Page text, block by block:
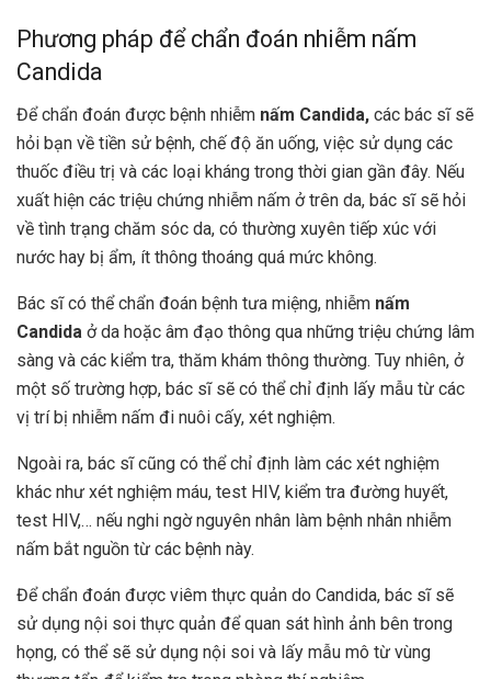
Phương pháp để chẩn đoán nhiễm nấm
Candida
Để chẩn đoán được bệnh nhiễm nấm Candida, các bác sĩ sẽ
hỏi bạn về tiền sử bệnh, chế độ ăn uống, việc sử dụng các
thuốc điều trị và các loại kháng trong thời gian gần đây. Nếu
xuất hiện các triệu chứng nhiễm nấm ở trên da, bác sĩ sẽ hỏi
về tình trạng chăm sóc da, có thường xuyên tiếp xúc với
nước hay bị ẩm, ít thông thoáng quá mức không.
Bác sĩ có thể chẩn đoán bệnh tưa miệng, nhiễm nấm
Candida ở da hoặc âm đạo thông qua những triệu chứng lâm
sàng và các kiểm tra, thăm khám thông thường. Tuy nhiên, ở
một số trường hợp, bác sĩ sẽ có thể chỉ định lấy mẫu từ các
vị trí bị nhiễm nấm đi nuôi cấy, xét nghiệm.
Ngoài ra, bác sĩ cũng có thể chỉ định làm các xét nghiệm
khác như xét nghiệm máu, test HIV, kiểm tra đường huyết,
test HIV,… nếu nghi ngờ nguyên nhân làm bệnh nhân nhiễm
nấm bắt nguồn từ các bệnh này.
Để chẩn đoán được viêm thực quản do Candida, bác sĩ sẽ
sử dụng nội soi thực quản để quan sát hình ảnh bên trong
họng, có thể sẽ sử dụng nội soi và lấy mẫu mô từ vùng